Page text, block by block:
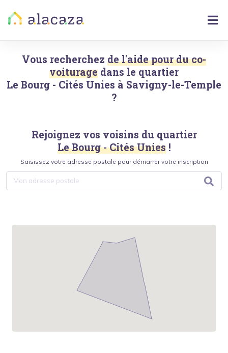
Vous recherchez de l'aide pour du co-
voiturage dans le quartier
Le Bourg - Cités Unies à Savigny-le-Temple
?
Rejoignez vos voisins du quartier
Le Bourg - Cités Unies !
Saisissez votre adresse postale pour démarrer votre inscription